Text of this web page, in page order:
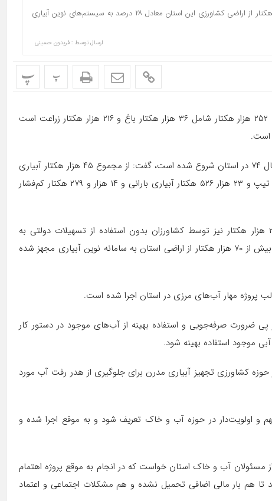
رئیس سازمان جهاد کشاورزی استان اردبیل گفت: بیش از ۷۰ هزار هکتار از اراضی کشاورزی این استان معادل ۲۸ درصد به سیستم‌های نوین آبیاری
ارسال توسط : فریدون حسینی
پ پ
نادر تقی‌زاده با اعلام این خبر اظهار کرد: کل اراضی آبی استان ۲۵۲ هزار هکتار شامل ۳۶ هزار هکتار باغ و ۲۱۶ هزار هکتار زراعت است
وی با بیان اینکه عملیات اجرایی سامانه‌های نوین آبیاری از سال ۷۴ در استان شروع شده است، گفت: از مجموع ۴۵ هزار هکتار آبیاری
نوین در استان هشت هزار و ۱۵۶ هکتار به آییاری قطره‌ای و تیپ و ۲۳ هزار ۵۲۶ هکتار آبیاری بارانی و ۱۴ هزار و ۲۷۹ هکتار کم‌فشار
رئیس سازمان جهاد کشاورزی استان اردبیل افزود: حدود ۲۵ هزار هکتار نیز توسط کشاورزان بدون استفاده از تسهیلات دولتی به
سامانه‌های نوین آبیاری تجهیز شده است که با احتساب آن بیش از ۷۰ هزار هکتار از اراضی استان به سامانه نوین آبیاری مجهز شده
ضرورت صرفه‌جویی و استفاده بهینه از آب‌های موجود در دستور کار
موجود استفاده بهینه شود.
کشاورزی تجهیز آبیاری مدرن برای جلوگیری از هدر رفت آب مورد
و اولویت‌دار در حوزه آب و خاک تعریف شود و به موقع اجرا شده و
مسئولان آب و خاک استان خواست که در انجام به موقع پروژه اهتمام
تا هم بار مالی اضافی تحمیل نشده و هم مشکلات اجتماعی و اعتماد